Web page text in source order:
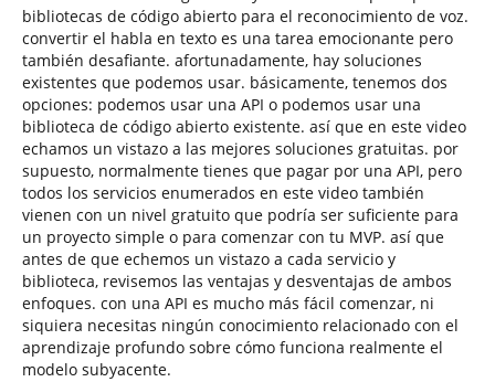
bibliotecas de código abierto para el reconocimiento de voz.
convertir el habla en texto es una tarea emocionante pero
también desafiante. afortunadamente, hay soluciones
existentes que podemos usar. básicamente, tenemos dos
opciones: podemos usar una API o podemos usar una
biblioteca de código abierto existente. así que en este video
echamos un vistazo a las mejores soluciones gratuitas. por
supuesto, normalmente tienes que pagar por una API, pero
todos los servicios enumerados en este video también
vienen con un nivel gratuito que podría ser suficiente para
un proyecto simple o para comenzar con tu MVP. así que
antes de que echemos un vistazo a cada servicio y
biblioteca, revisemos las ventajas y desventajas de ambos
enfoques. con una API es mucho más fácil comenzar, ni
siquiera necesitas ningún conocimiento relacionado con el
aprendizaje profundo sobre cómo funciona realmente el
modelo subyacente.